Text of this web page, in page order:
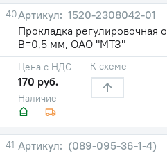
40
1520-2308042-01
Прокладка регулировочная
В=0,5 мм, ОАО "МТЗ"
Наличие
Цена с НДС
170 руб.
К схеме
41
(089-095-36-1-4)